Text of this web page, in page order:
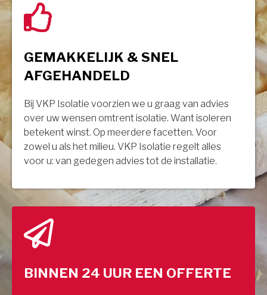
GEMAKKELIJK & SNEL
AFGEHANDELD
Bij VKP Isolatie voorzien we u graag van advies
over uw wensen omtrent isolatie. Want isoleren
betekent winst. Op meerdere facetten. Voor
zowel u als het milieu. VKP Isolatie regelt alles
voor u: van gedegen advies tot de installatie.
BINNEN 24 UUR EEN OFFERTE